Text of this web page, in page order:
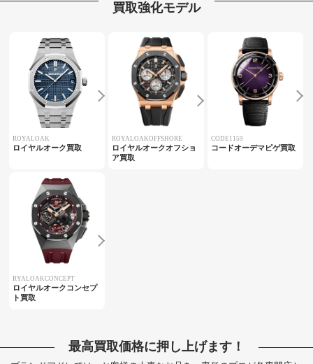
買取強化モデル
ROYALOAK
ロイヤルオーク買取
ROYALOAKOFFSHORE
ロイヤルオークオフショ
ア買取
CODE1159
コードオーデマピゲ買取
RYALOAKCONCEPT
ロイヤルオークコンセプ
ト買取
最高買取価格に押し上げます！